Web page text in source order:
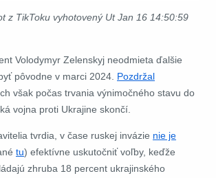
z TikToku vyhotovený Ut Jan 16 14:50:59
Volodymyr Zelenskyj neodmieta ďalšie
pôvodne v marci 2024. Pozdržal
však počas trvania výnimočného stavu do
vojna proti Ukrajine skončí.
tvrdia, v čase ruskej invázie nie je
tu) efektívne uskutočniť voľby, keďže
zhruba 18 percent ukrajinského